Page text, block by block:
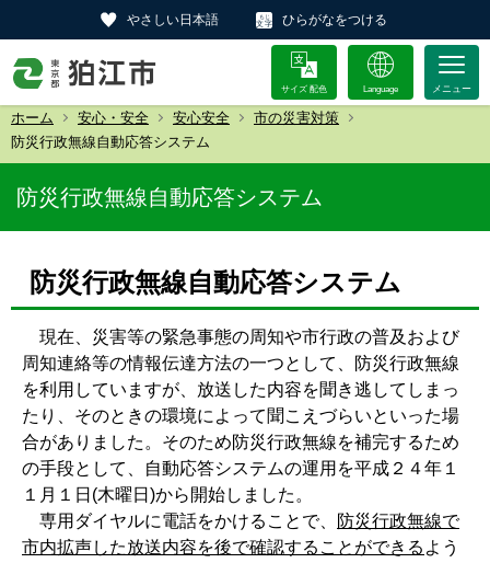
やさしい日本語 ひらがなをつける
サイズ 配色 Language
ホーム 安心・安全 安心安全
市の災害対策
防災行政無線自動応答システム
防災行政無線自動応答システム
防災行政無線自動応答システム
現在、災害等の緊急事態の周知や市行政の普及および
周知連絡等の情報伝達方法の一つとして、防災行政無線
を利用していますが、放送した内容を聞き逃してしまっ
たり、そのときの環境によって聞こえづらいといった場
合がありました。そのため防災行政無線を補完するため
の手段として、自動応答システムの運用を平成２４年１
１月１日(木曜日)から開始しました。
専用ダイヤルに電話をかけることで、
防災行政無線で
市内拡声した放送内容を後で確認することができる よう